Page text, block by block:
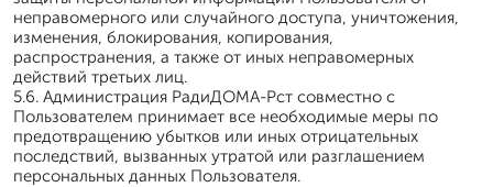
неправомерного или случайного доступа, уничтожения,
изменения, блокирования, копирования,
распространения, а также от иных неправомерных
действий третьих лиц.
5.6. Администрация РадиДОМА-Рст совместно с
Пользователем принимает все необходимые меры по
предотвращению убытков или иных отрицательных
последствий, вызванных утратой или разглашением
персональных данных Пользователя.